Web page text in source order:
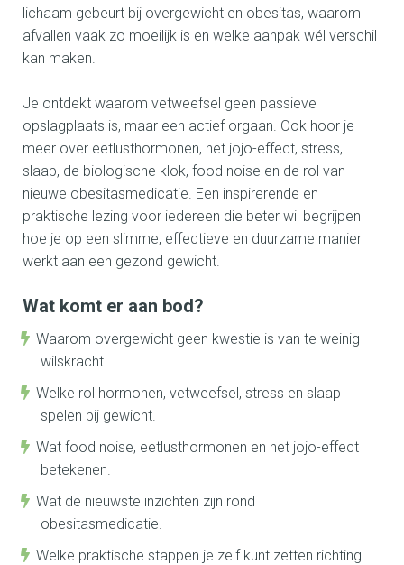
lichaam gebeurt bij overgewicht en obesitas, waarom
afvallen vaak zo moeilijk is en welke aanpak wél verschil
kan maken.
Je ontdekt waarom vetweefsel geen passieve
opslagplaats is, maar een actief orgaan. Ook hoor je
meer over eetlusthormonen, het jojo-effect, stress,
slaap, de biologische klok, food noise en de rol van
nieuwe obesitasmedicatie. Een inspirerende en
praktische lezing voor iedereen die beter wil begrijpen
hoe je op een slimme, effectieve en duurzame manier
werkt aan een gezond gewicht.
Wat komt er aan bod?
Waarom overgewicht geen kwestie is van te weinig
wilskracht.
Welke rol hormonen, vetweefsel, stress en slaap
spelen bij gewicht.
Wat food noise, eetlusthormonen en het jojo-effect
betekenen.
Wat de nieuwste inzichten zijn rond
obesitasmedicatie.
Welke praktische stappen je zelf kunt zetten richting